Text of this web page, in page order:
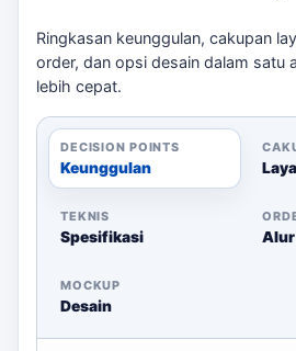
Dengan langkah-langkah ini,
pemasangan balon gapura berjalan
berdekatan,balon gate paket
rujukan sebelum menentukan
jadwal.
Ringkasan keunggulan, cakupan
order, dan opsi desain dalam satu
lebih cepat.
DECISION POINTS
Keunggulan
TEKNIS
Spesifikasi Alur
MOCKUP
Desain